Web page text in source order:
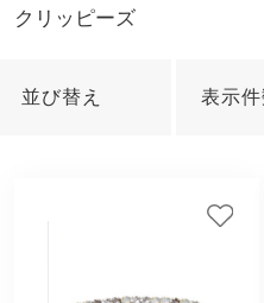
クリッピーズ
並び替え 表示件